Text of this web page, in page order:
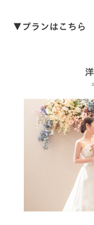
▼プランはこちら